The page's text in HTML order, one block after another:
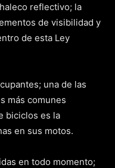
reflectivo; la
de visibilidad y
de esta Ley
una de las
más comunes
biciclos es la
en sus motos.
en todo momento;